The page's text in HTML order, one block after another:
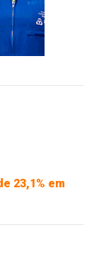
23,1% em